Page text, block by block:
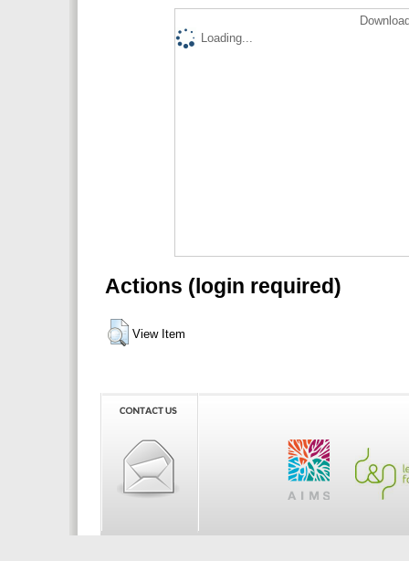
Loading...
Actions (login required)
View Item